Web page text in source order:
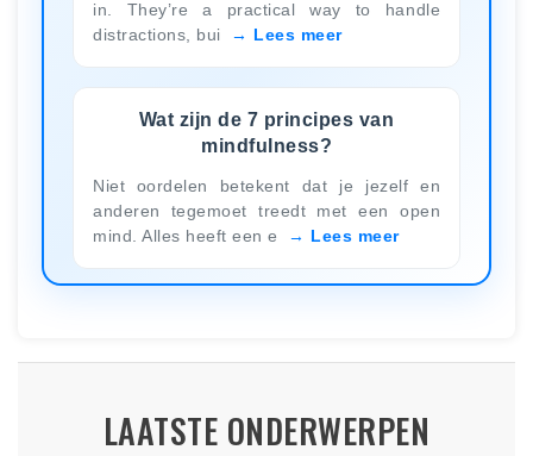
in. They’re a practical way to handle
distractions, bui
Lees meer
Wat zijn de 7 principes van
mindfulness?
Niet oordelen betekent dat je jezelf en
anderen tegemoet treedt met een open
mind. Alles heeft een e
Lees meer
LAATSTE ONDERWERPEN